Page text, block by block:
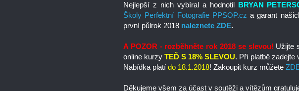
Nejlepší z nich vybíral a hodnotil BRYAN
Školy Perfektní Fotografie PPSOP.cz a garant
první půlrok 2018 naleznete ZDE.
A POZOR - rozběhněte rok 2018 se slevou! Užijte
online kurzyTEĎ S 18% SLEVOU. Při platbě
Nabídka platí do 18.1.2018! Zakoupit kurz můžete
Děkujeme všem za účast v soutěži a vítězům